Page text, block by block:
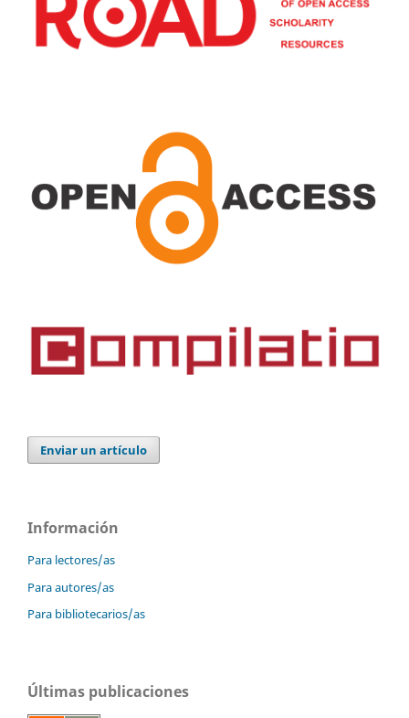
Enviar un artículo
Información
Para lectores/as
Para autores/as
Para bibliotecarios/as
Últimas publicaciones